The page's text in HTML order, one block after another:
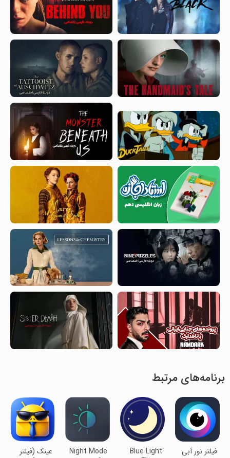
برنامه‌های مرتبط
فیلتر نور آبی
Blue Light
Night Mode
‏‏عینک (فیلتر